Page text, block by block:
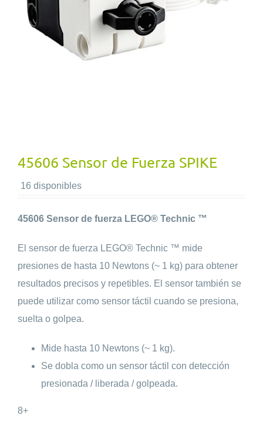
45606 Sensor de Fuerza SPIKE
16 disponibles
45606 Sensor de fuerza LEGO® Technic ™
El sensor de fuerza LEGO® Technic ™ mide
presiones de hasta 10 Newtons (~ 1 kg) para obtener
resultados precisos y repetibles. El sensor también se
puede utilizar como sensor táctil cuando se presiona,
suelta o golpea.
Mide hasta 10 Newtons (~ 1 kg).
Se dobla como un sensor táctil con detección
presionada / liberada / golpeada.
8+